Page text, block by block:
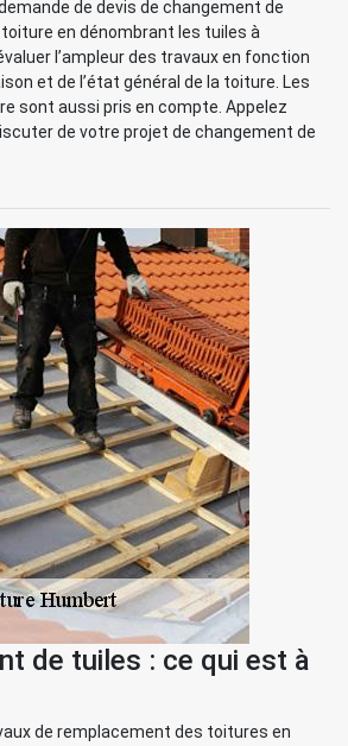
de devis de changement de
en dénombrant les tuiles à
l’ampleur des travaux en fonction
et de l’état général de la toiture. Les
sont aussi pris en compte. Appelez
de votre projet de changement de
de tuiles : ce qui est à
de remplacement des toitures en